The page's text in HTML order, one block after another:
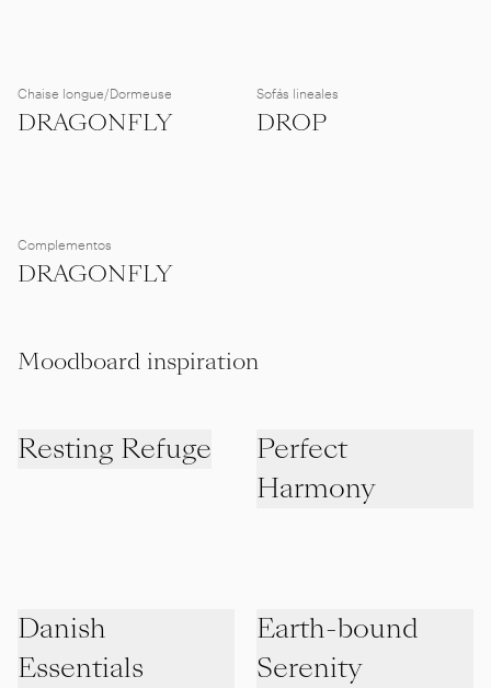
Chaise longue/Dormeuse
DRAGONFLY
Sofás lineales
DROP
Complementos
DRAGONFLY
Moodboard inspiration
Resting Refuge
Perfect
Harmony
Danish
Essentials
Earth-bound
Serenity